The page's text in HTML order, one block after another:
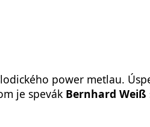
power metlau.
je spevák Bernhard Weiß